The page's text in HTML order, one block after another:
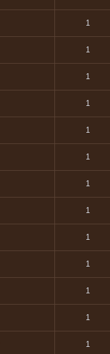
1
1
1
1
1
1
1
1
1
1
1
1
1